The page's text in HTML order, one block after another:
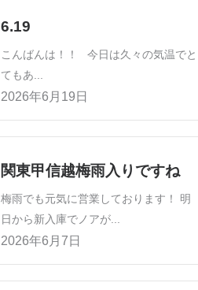
6.19
こんばんは！！ 今日は久々の気温でと
てもあ...
2026年6月19日
関東甲信越梅雨入りですね
梅雨でも元気に営業しております！ 明
日から新入庫でノアが...
2026年6月7日